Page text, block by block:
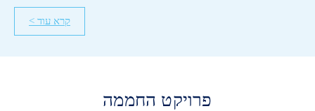
קרא עוד >
פרויקט החממה